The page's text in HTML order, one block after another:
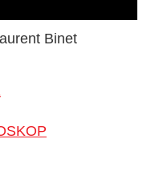
Binet